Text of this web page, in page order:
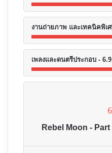
งานถ่ายภาพ และเทคนิคพิเ
เพลงและดนตรีประกอบ - 6.9
Rebel Moon -